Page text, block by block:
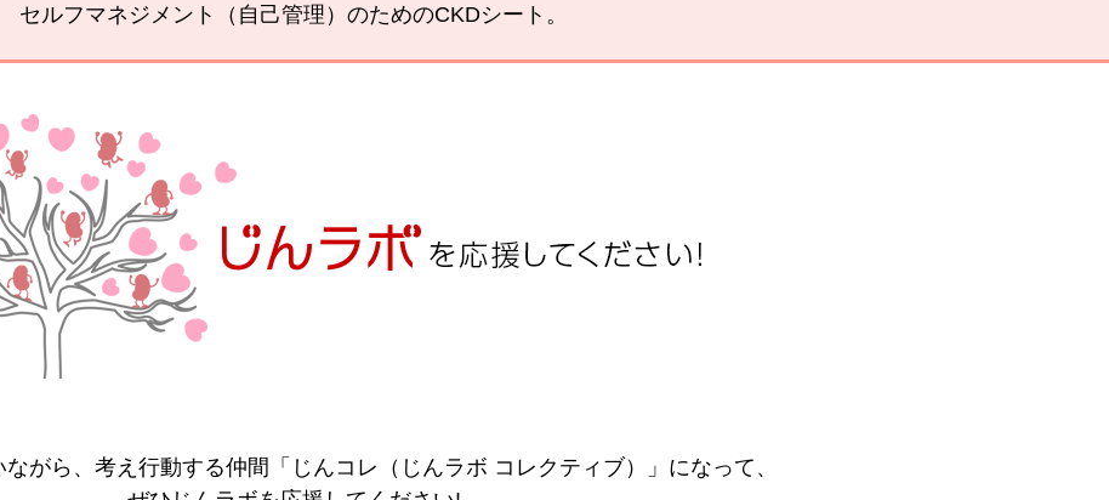
セルフマネジメント（自己管理）のためのCKDシート。
がら、考え行動する仲間「じんコレ（じんラボ コレクティブ）」になって、